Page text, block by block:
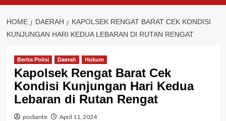
HOME DAERAH
KAPOLSEK RENGAT BARAT CEK KONDISI
KUNJUNGAN HARI KEDUA LEBARAN DI RUTAN RENGAT
Berita Polisi Daerah Hukum
Kapolsek Rengat Barat Cek
Kondisi Kunjungan Hari Kedua
Lebaran di Rutan Rengat
posbante April 11, 2024